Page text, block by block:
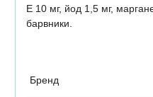
E 10 мг, йод 1,5 мг,
барвники.
Бренд